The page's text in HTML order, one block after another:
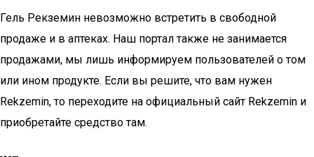
Гель Рекземин невозможно встретить в свободной
продаже и в аптеках. Наш портал также не занимается
продажами, мы лишь информируем пользователей о том
или ином продукте. Если вы решите, что вам нужен
Rekzemin, то переходите на официальный сайт Rekzemin и
приобретайте средство там.